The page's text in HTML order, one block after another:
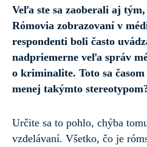
Veľa ste sa zaoberali aj
Rómovia zobrazovaní v
respondenti boli často
nadpriemerne veľa správ
o kriminalite. Toto sa
menej takýmto
Určite sa to pohlo, chýba
vzdelávaní. Všetko, čo je